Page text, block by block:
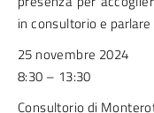
in consultorio e parlare
25 novembre 2024
8:30 – 13:30
Consultorio di